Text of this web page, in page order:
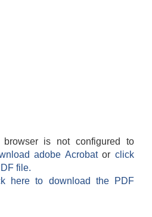
is not configured to
adobe Acrobatorclick
file.
here to download the PDF